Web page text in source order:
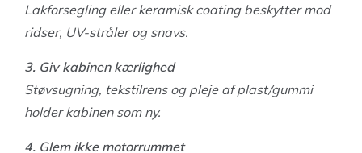
Lakforsegling eller keramisk coating beskytter mod
ridser, UV-stråler og snavs.
3. Giv kabinen kærlighed
Støvsugning, tekstilrens og pleje af plast/gummi
holder kabinen som ny.
4. Glem ikke motorrummet